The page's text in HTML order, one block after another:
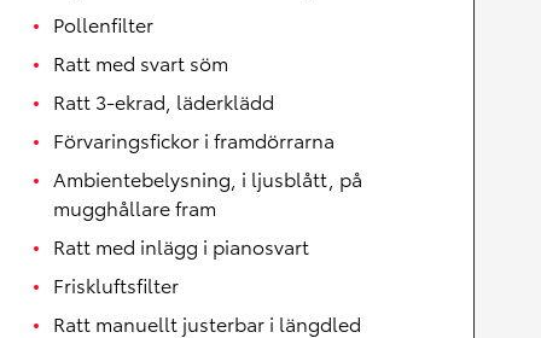
Pollenfilter
Ratt med svart söm
Ratt 3-ekrad, läderklädd
Förvaringsfickor i framdörrarna
Ambientebelysning, i ljusblått, på
mugghållare fram
Ratt med inlägg i pianosvart
Friskluftsfilter
Ratt manuellt justerbar i längdled